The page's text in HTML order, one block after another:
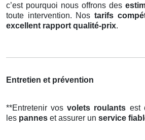
c’est pourquoi nous offrons des
toute intervention. Nos tarifs
excellent rapport qualité-prix.
Entretien et prévention
**Entretenir vosvolets roulants est
les pannes et assurer un service